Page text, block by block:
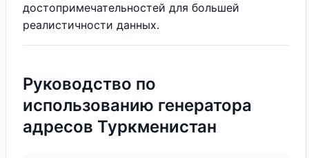
достопримечательностей для большей
реалистичности данных.
Руководство по
использованию генератора
адресов Туркменистан